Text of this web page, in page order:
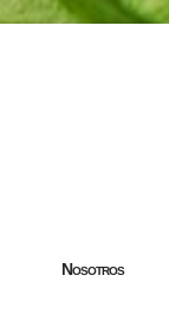
Nosotros